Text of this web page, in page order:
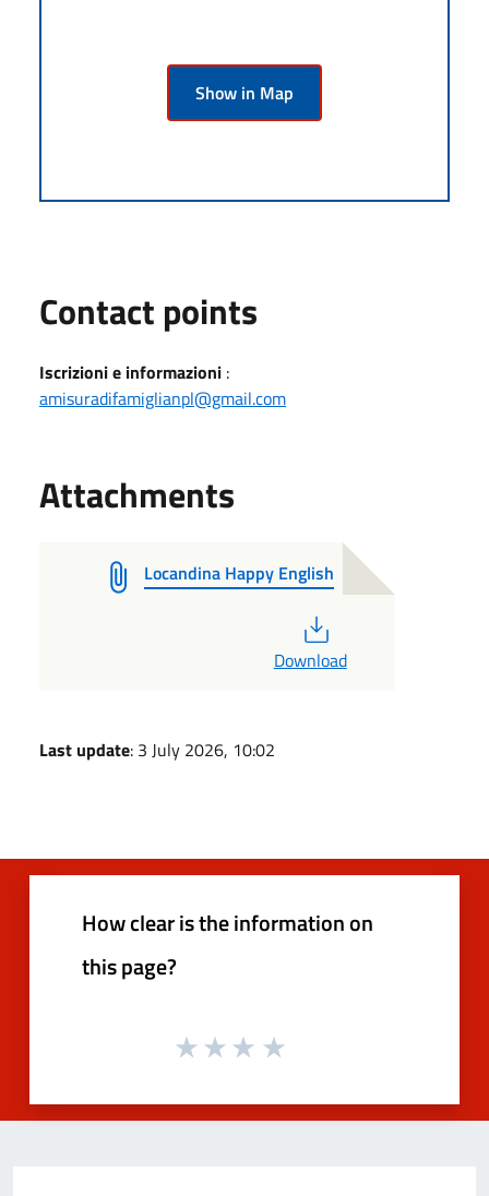
Show in Map
Contact points
Iscrizioni e informazioni :
amisuradifamiglianpl@gmail.com
Attachments
Locandina Happy English
Download
Last update: 3 July 2026, 10:02
How clear is the information on
this page?